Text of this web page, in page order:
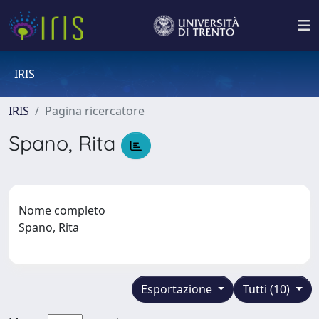
IRIS
IRIS Pagina ricercatore
Spano, Rita
Nome completo
Spano, Rita
Tutti (10)
Esportazione